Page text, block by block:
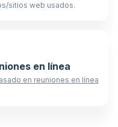
sitios web usados.
en línea
en reuniones en línea